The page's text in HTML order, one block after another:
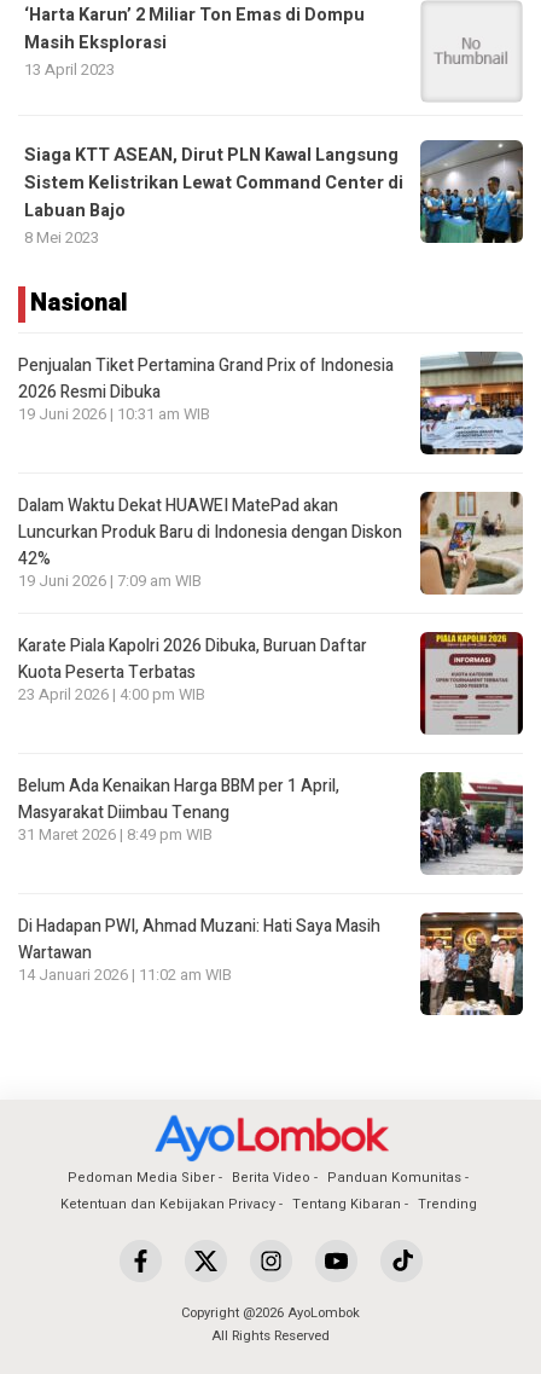
‘Harta Karun’ 2 Miliar Ton Emas di Dompu
Masih Eksplorasi
13 April 2023
Siaga KTT ASEAN, Dirut PLN Kawal Langsung
Sistem Kelistrikan Lewat Command Center di
Labuan Bajo
8 Mei 2023
Nasional
Penjualan Tiket Pertamina Grand Prix of Indonesia
2026 Resmi Dibuka
19 Juni 2026 | 10:31 am WIB
Dalam Waktu Dekat HUAWEI MatePad akan
Luncurkan Produk Baru di Indonesia dengan Diskon
42%
19 Juni 2026 | 7:09 am WIB
Karate Piala Kapolri 2026 Dibuka, Buruan Daftar
Kuota Peserta Terbatas
23 April 2026 | 4:00 pm WIB
Belum Ada Kenaikan Harga BBM per 1 April,
Masyarakat Diimbau Tenang
31 Maret 2026 | 8:49 pm WIB
Di Hadapan PWI, Ahmad Muzani: Hati Saya Masih
Wartawan
14 Januari 2026 | 11:02 am WIB
Pedoman Media Siber Berita Video
Panduan Komunitas
Ketentuan dan Kebijakan Privacy
Tentang Kibaran Trending
Copyright @2026 AyoLombok
All Rights Reserved